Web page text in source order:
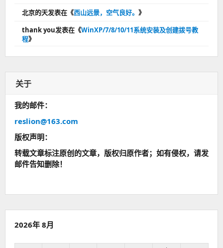
北京的天发表在《西山远景，空气良好。 》
thank you发表在《WinXP/7/8/10/11系统安装及创建拨号教
程》
关于
我的邮件：
reslion@163.com
版权声明：
转载文章标注原创的文章，版权归原作者；如有侵权，请发
邮件告知删除！
2026年 8月